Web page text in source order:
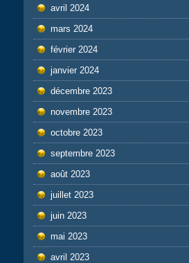
avril 2024
mars 2024
février 2024
janvier 2024
décembre 2023
novembre 2023
octobre 2023
septembre 2023
août 2023
juillet 2023
juin 2023
mai 2023
avril 2023